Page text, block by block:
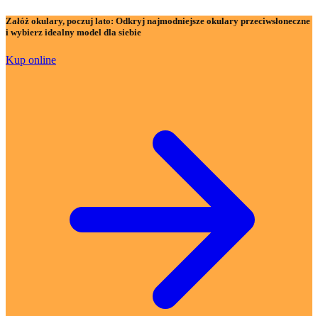
Załóż okulary, poczuj lato: Odkryj najmodniejsze okulary przeciwsłoneczne
i wybierz idealny model dla siebie
Kup online